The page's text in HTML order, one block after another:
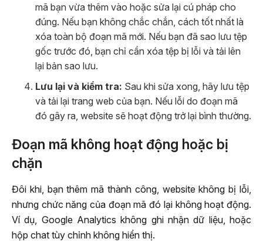
mã bạn vừa thêm vào hoặc sửa lại cú pháp cho
đúng. Nếu bạn không chắc chắn, cách tốt nhất là
xóa toàn bộ đoạn mã mới. Nếu bạn đã sao lưu tệp
gốc trước đó, bạn chỉ cần xóa tệp bị lỗi và tải lên
lại bản sao lưu.
Lưu lại và kiểm tra: Sau khi sửa xong, hãy lưu tệp
và tải lại trang web của bạn. Nếu lỗi do đoạn mã
đó gây ra, website sẽ hoạt động trở lại bình thường.
Đoạn mã không hoạt động hoặc bị
chặn
Đôi khi, bạn thêm mã thành công, website không bị lỗi,
nhưng chức năng của đoạn mã đó lại không hoạt động.
Ví dụ, Google Analytics không ghi nhận dữ liệu, hoặc
hộp chat tùy chỉnh không hiển thị.